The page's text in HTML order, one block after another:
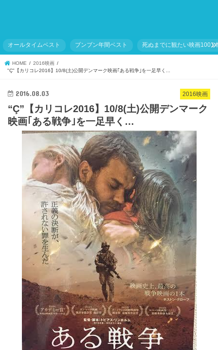
オールタイムベスト ブンブン年間ベスト 死ぬまでに観たい映画1001
HOME
2016映画
"Ç"【カリコレ2016】10/8(土)公開デンマーク映画｢ある戦争｣を一足早く...
2016映画
2016.08.03
“Ç”【カリコレ2016】10/8(土)公開デンマーク
映画｢ある戦争｣を一足早く…